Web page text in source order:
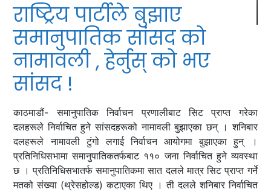
राष्ट्रिय पार्टीले बुझाए
समानुपातिक सांसद को
नामावली , हेर्नुस् को भए
सांसद !
काठमाडौं- समानुपातिक निर्वाचन प्रणालीबाट सिट प्राप्त गरेका
दलहरूले निर्वाचित हुने सांसदहरूको नामावली बुझाएका छन् । शनिबार
दलहरूले नामावली टुंगो लगाई निर्वाचन आयोगमा बुझाएका हुन् ।
प्रतिनिधिसभामा समानुपातिकतर्फबाट ११० जना निर्वाचित हुने व्यवस्था
छ । प्रतिनिधिसभातर्फ समानुपातिकमा सात दलले मात्र सिट प्राप्त गर्ने
मतको संख्या (थ्रेसहोल्ड) कटाएका थिए । ती दलले शनिबार निर्वाचित